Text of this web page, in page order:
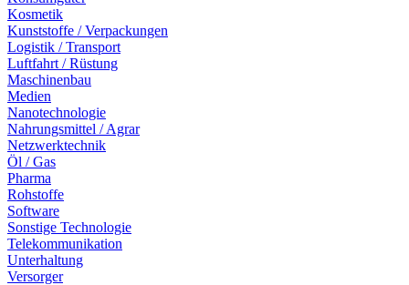
Kosmetik
Kunststoffe / Verpackungen
Logistik / Transport
Luftfahrt / Rüstung
Maschinenbau
Medien
Nanotechnologie
Nahrungsmittel / Agrar
Netzwerktechnik
Öl / Gas
Pharma
Rohstoffe
Software
Sonstige Technologie
Telekommunikation
Unterhaltung
Versorger